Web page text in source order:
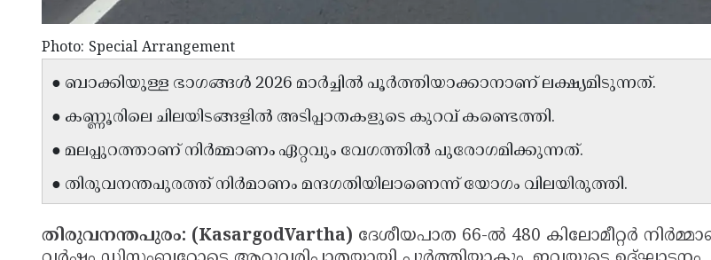
Photo: Special Arrangement
● ബാക്കിയുള്ള ഭാഗങ്ങൾ 2026 മാർച്ചിൽ പൂർത്തിയാക്കാനാണ് ലക്ഷ്യമിടുന്നത്.
● കണ്ണൂരിലെ ചിലയിടങ്ങളിൽ അടിപ്പാതകളുടെ കുറവ് കണ്ടെത്തി.
● മലപ്പുറത്താണ് നിർമ്മാണം ഏറ്റവും വേഗത്തിൽ പുരോഗമിക്കുന്നത്.
● തിരുവനന്തപുരത്ത് നിർമാണം മന്ദഗതിയിലാണെന്ന് യോഗം വിലയിരുത്തി.
തിരുവനന്തപുരം: (KasargodVartha) ദേശീയപാത 66-ൽ 480 കിലോമീറ്റർ